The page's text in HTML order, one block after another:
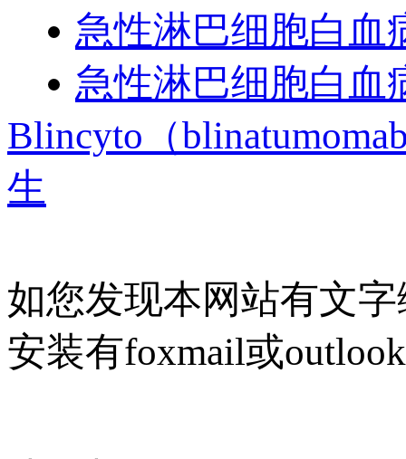
急性淋巴细胞白血
急性淋巴细胞白血
Blincyto（
生
如您发现本网站有文
安装有foxmail或